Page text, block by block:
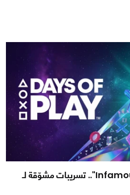
"جزء جديد من GoW وInfamous".. تسريبات مشوّقة لـ